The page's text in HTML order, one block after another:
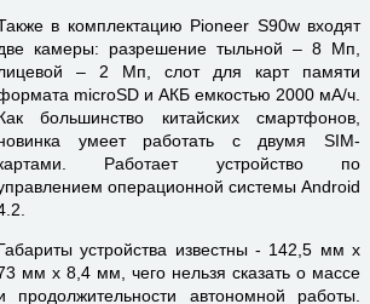
в комплектацию Pioneer S90w входят
камеры: разрешение тыльной – 8 Мп,
– 2 Мп, слот для карт памяти
microSD и АКБ емкостью 2000 мА/ч.
большинство китайских смартфонов,
умеет работать с двумя SIM-
Работает устройство по
операционной системы Android
устройства известны - 142,5 мм x
мм x 8,4 мм, чего нельзя сказать о массе
продолжительности автономной работы.